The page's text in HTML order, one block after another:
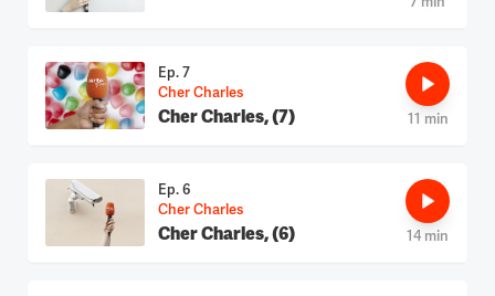
Cher Charles, (7)
Cher Charles
Ep. 7
11 min
Cher Charles, (6)
Cher Charles
Ep. 6
14 min